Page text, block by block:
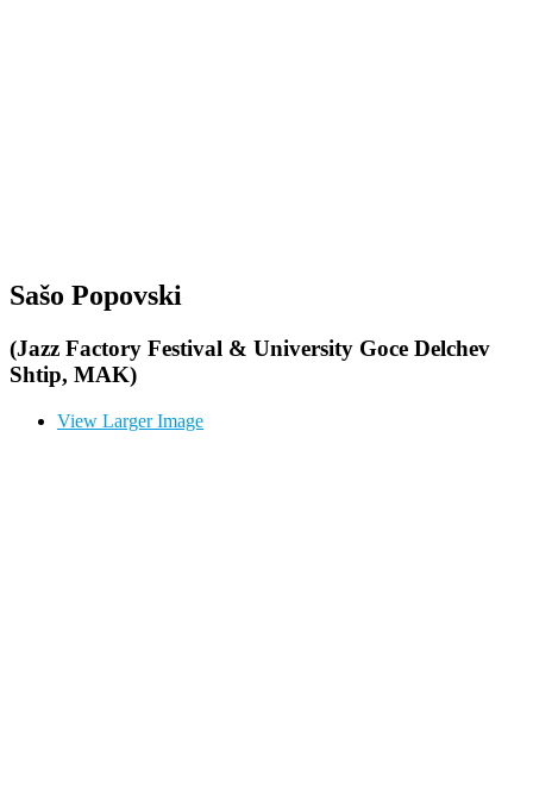
Sašo Popovski
(Jazz Factory Festival & University Goce Delchev
Shtip, MAK)
View Larger Image